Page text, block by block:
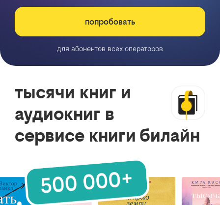
попробовать
для абонентов всех операторов
тысячи книг и
аудиокниг в
сервисе книги билайн